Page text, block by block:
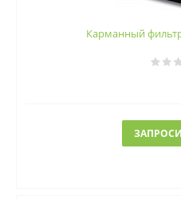
Карманный